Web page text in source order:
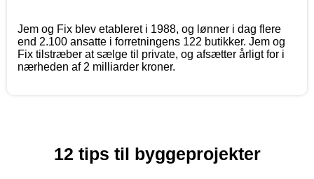
Jem og Fix blev etableret i 1988, og lønner i dag flere
end 2.100 ansatte i forretningens 122 butikker. Jem og
Fix tilstræber at sælge til private, og afsætter årligt for i
nærheden af 2 milliarder kroner.
12 tips til byggeprojekter